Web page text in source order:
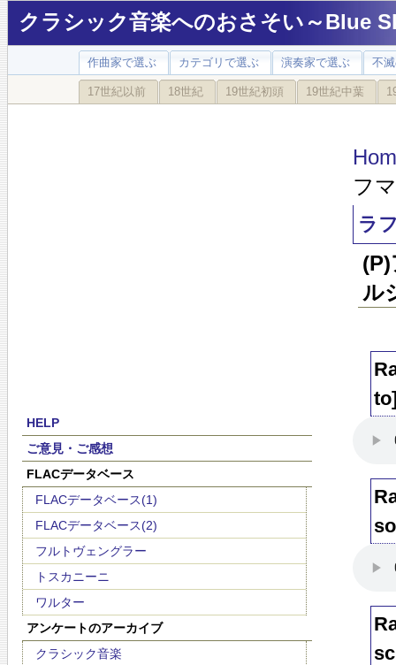
クラシック音楽へのおさそい～Blue
作曲家で選ぶ カテゴリで選ぶ 演奏家で選ぶ 不
17世紀以前 18世紀 19世紀初頭 19世紀中葉
HELP
ご意見・ご感想
FLACデータベース
FLACデータベース(1)
FLACデータベース(2)
フルトヴェングラー
トスカニーニ
ワルター
アンケートのアーカイブ
クラシック音楽
フ
ラ
ル